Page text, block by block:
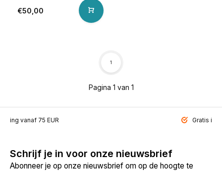
€50,00
Pagina 1 van 1
1
vanaf 75 EUR Gratis
Schrijf je in voor onze nieuwsbrief
Abonneer je op onze nieuwsbrief om op de hoogte te